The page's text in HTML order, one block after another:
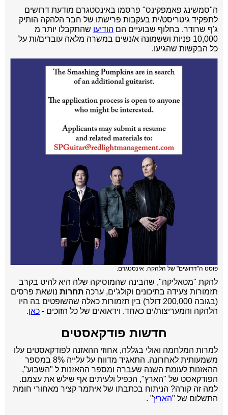
ה"סמשינג פאמפקינס" פרסמו באינסטגרם מודעת דרושים
לתפקיד גיטריסט/ית בעקבות פרישתו של חבר הלהקה הותיק
ג'ף שרודר. בחלוף שבועיים הם הודיעו שהתקבלו יותר מ
10,000 פניות וששמונה א/נשים במשרה מלאה עוברים/ות על
כל הבקשות שהגיעו.
פוסט ה"דרושים" של הלהקה. אינסטגרם.
להקת "מטאליקה", שהבינה שהמוסיקה שלה היא להיט בקרב
תזמורות צעידה בתיכונים וקולג'ים, ערכה תחרות נושאת פרסים
(בגובה 200,000 דולר) בין תזמורות כאלה שהשופטים בה היו
הלהקה והמעריצות/ים כאחד. וידאואים של כל הזוכים - כאן.
חדשות פודקאסטים
למרות המלחמה ואולי בגללה, אחוזי ההאזנה לפודקאסטים עלו
משמעותית לאחרונה. התאגיד מדווח על עלייה 8% במספר
ההאזנות לעומת השנה שעברה ומספר ההאזנות ל "השבוע",
הפודקאסט של "הארץ", הכפיל ולעיתים אף שילש את עצמם.
למה זה קורה? הניתוח בכתבתו של איתמר קציר מאחורי חומת
התשלום של "הארץ" .